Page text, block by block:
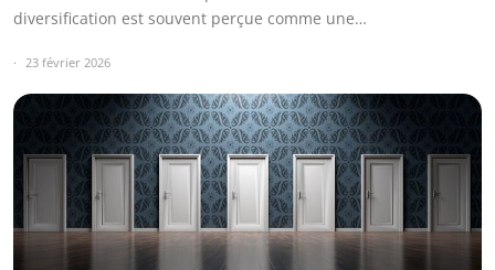
diversification est souvent perçue comme une…
23 février 2026